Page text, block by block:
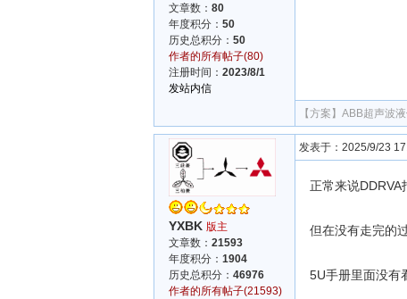
文章数： 80
年度积分： 50
历史总积分： 50
作者的所有帖子(80)
注册时间： 2023/8/1
发站内信
【方案】 ABB超声波
YXBK 版主
文章数： 21593
年度积分： 1904
历史总积分： 46976
作者的所有帖子(21593)
发表于：2025/9/23
正常来说
但在没有走完的
5U手册里面没有